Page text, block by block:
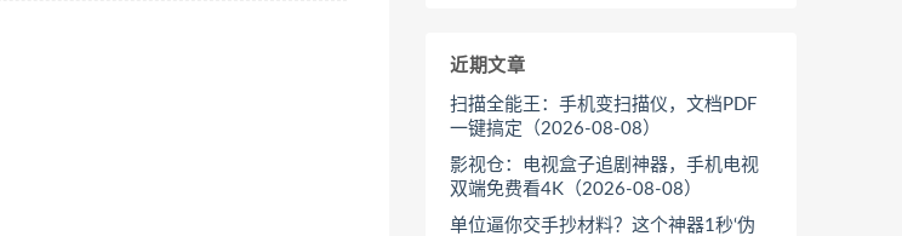
近期文章
扫描全能王：手机变扫描仪，文档PDF
一键搞定（2026-08-08）
影视仓：电视盒子追剧神器，手机电视
双端免费看4K（2026-08-08）
单位逼你交手抄材料？这个神器1秒‘伪